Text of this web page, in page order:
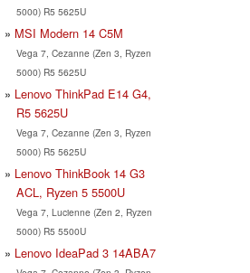
5000) R5 5625U
MSI Modern 14 C5M
Vega 7, Cezanne (Zen 3, Ryzen
5000) R5 5625U
Lenovo ThinkPad E14 G4,
R5 5625U
Vega 7, Cezanne (Zen 3, Ryzen
5000) R5 5625U
Lenovo ThinkBook 14 G3
ACL, Ryzen 5 5500U
Vega 7, Lucienne (Zen 2, Ryzen
5000) R5 5500U
Lenovo IdeaPad 3 14ABA7